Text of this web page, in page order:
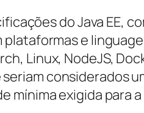
do Java EE,
plataformas e
Linux, NodeJS,
considerados
mínima exigida para